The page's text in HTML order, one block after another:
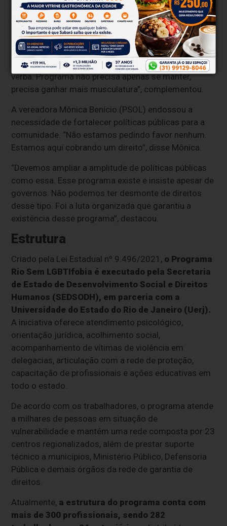
emprego mesmo tendo qualificação profissional e
não encontrar. Esse programa precisa ser um pilar da
sociedade”, disse a deputada.
“Não é razoável em hipótese nenhuma qualquer
inflexão no programa, diminuição de pessoal e de
verba. Programa não precisa apenas se manter,
precisa ganhar mais musculatura”, complementou.
A vereadora Mônica Benício (PSOL) endossou a
necessidade de fortalecer políticas públicas para a
comunidade. “Não estamos pedindo favor nenhum.
Estamos aqui cobrando um direito”, disse Mônica.
“Devemos ampliar a amplitude de políticas públicas
como essa. Esse programa existe e insiste apesar de
governos. Não podemos ter desmonte de direitos
desse tipo. Foi a luta organizada que garantiu a
existência desse programa”, destacou.
Estrutura
Criado pela Lei Estadual nº 9.496/2021, o Programa
Rio Sem LGBTIfobia é executado pela Secretaria
de Estado de Desenvolvimento Social e Direitos
Humanos (SEDSODH), em parceria com a
Universidade do Estado do Rio de Janeiro (Uerj).
A iniciativa oferece atendimento psicológico,
orientação jurídica, acolhimento social,
acompanhamento de vítimas de violência em
delegacias, articulação com a rede de proteção,
capacitação de profissionais e ações educativas em
todo o estado.
De acordo com os trabalhadores, o programa atende
a milhares de pessoas em situação de
vulnerabilidade e mantém uma rede composta por 23
centros regionalizados, além de prestar suporte
técnico a municípios, Ministério Público, Defensoria
Pública e demais órgãos da rede de garantia de
direitos.
Atualmente, a estrutura do programa conta com
mais de 300 profissionais, sendo 282